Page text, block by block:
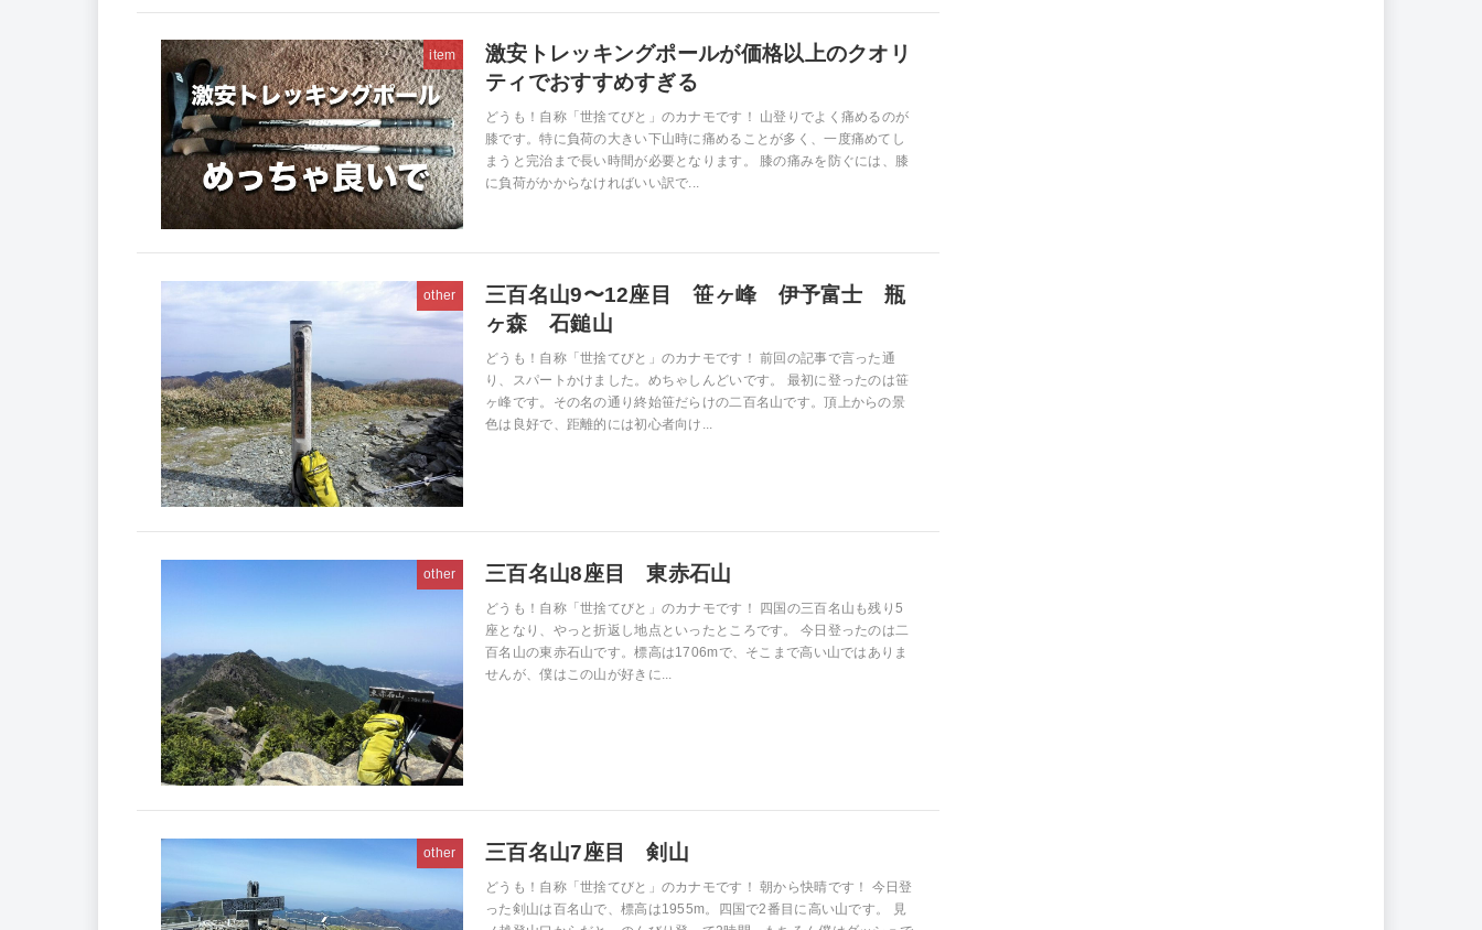
item
激安トレッキングポールが価格以上のクオリ
ティでおすすめすぎる
どうも！自称「世捨てびと」のカナモです！ 山登りでよく痛めるのが
膝です。特に負荷の大きい下山時に痛めることが多く、一度痛めてし
まうと完治まで長い時間が必要となります。 膝の痛みを防ぐには、膝
に負荷がかからなければいい訳で...
other
三百名山9〜12座目 笹ヶ峰 伊予富士 瓶
ヶ森 石鎚山
どうも！自称「世捨てびと」のカナモです！ 前回の記事で言った通
り、スパートかけました。めちゃしんどいです。 最初に登ったのは笹
ヶ峰です。その名の通り終始笹だらけの二百名山です。頂上からの景
色は良好で、距離的には初心者向け...
other 三百名山8座目 東赤石山
どうも！自称「世捨てびと」のカナモです！ 四国の三百名山も残り5
座となり、やっと折返し地点といったところです。 今日登ったのは二
百名山の東赤石山です。標高は1706mで、そこまで高い山ではありま
せんが、僕はこの山が好きに...
other 三百名山7座目 剣山
どうも！自称「世捨てびと」のカナモです！ 朝から快晴です！ 今日登
った剣山は百名山で、標高は1955m。四国で2番目に高い山です。 見